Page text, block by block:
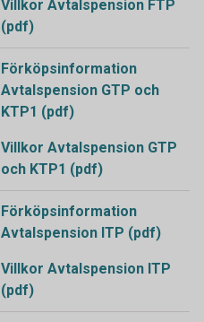
Villkor Avtalspension FTP
(pdf)
Förköpsinformation
Avtalspension GTP och
KTP1 (pdf)
Villkor Avtalspension GTP
och KTP1 (pdf)
Förköpsinformation
Avtalspension ITP (pdf)
Villkor Avtalspension ITP
(pdf)